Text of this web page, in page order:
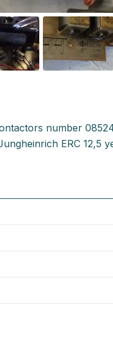
number
ERC 12,5